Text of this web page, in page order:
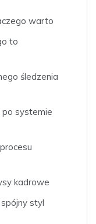
warto
to
śledzenia
po systemie
kadrowe
styl